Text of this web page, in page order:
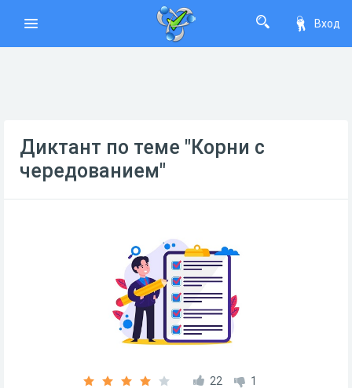
Вход
Диктант по теме "Корни с
чередованием"
22 1